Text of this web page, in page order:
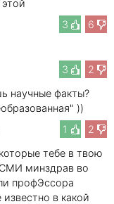
3
6
3
2
научные факты?
))
1
2
тебе в твою
минздрав во
профЭссора
в какой